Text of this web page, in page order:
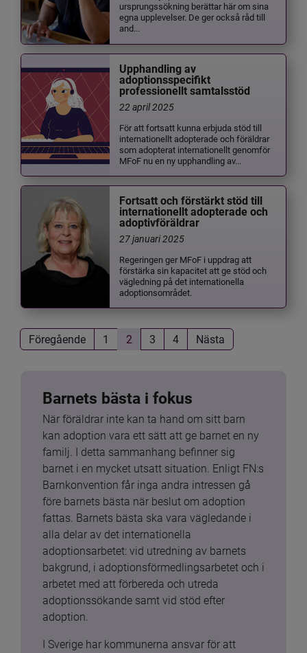
ursprungssökning berättar här om sina
egna upplevelser. De ger också råd till
and...
Upphandling av
adoptionsspecifikt
professionellt samtalsstöd
22 april 2025
För att fortsatt kunna erbjuda stöd till
internationellt adopterade och föräldrar
som adopterat internationellt genomför
MFoF nu en ny upphandling av...
Fortsatt och förstärkt stöd till
internationellt adopterade och
adoptivföräldrar
27 januari 2025
Regeringen ger MFoF i uppdrag att
förstärka sin kapacitet att ge stöd och
vägledning på det internationella
adoptionsområdet.
Föregående 1 2 3 4 Nästa
Barnets bästa i fokus
När föräldrar inte kan ta hand om sitt barn
kan adoption vara ett sätt att ge barnet en ny
familj. I detta sammanhang befinner sig
barnet i en mycket utsatt situation. Enligt FN:s
Barnkonvention får inga andra intressen gå
före barnets bästa när beslut om adoption
fattas. Barnets bästa ska vara vägledande i
alla delar av det internationella
adoptionsarbetet: vid utredning av barnets
bakgrund, i adoptionsförmedlingsarbetet och i
arbetet med att förbereda och utreda
adoptionssökande samt vid stöd efter
adoption.
I Sverige har kommunerna ansvar för att